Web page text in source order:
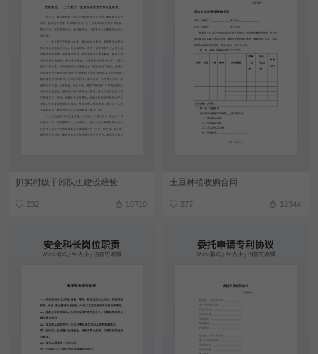
抓实村级干部队伍建设经验
232 10710
土豆种植收购合同
277 12344